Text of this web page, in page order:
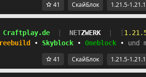
41 СкайБлок 1.21.5-
Craftplay.de NETZWERK [
• Skyblock • Oneblock • und
41 СкайБлок 1.21.5-